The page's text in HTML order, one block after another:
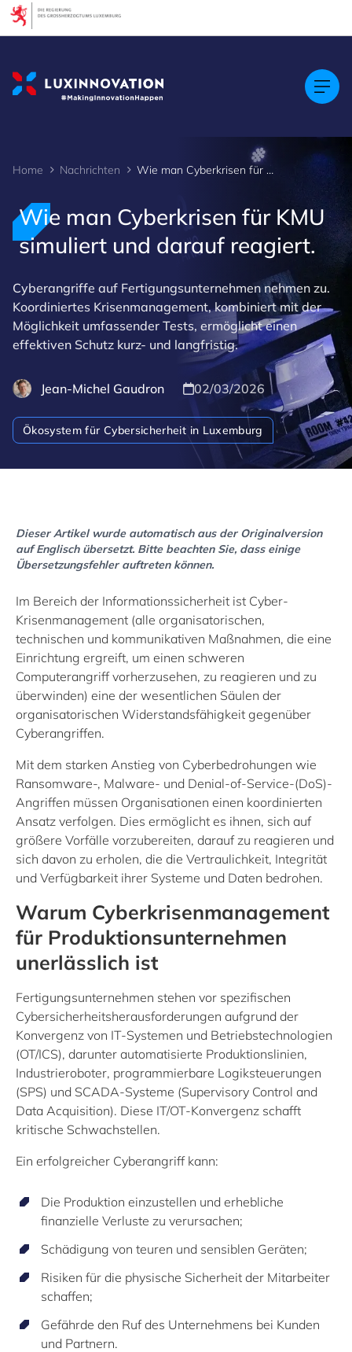
Home Nachrichten Wie man Cyberkrisen für KMU simuliert und darauf reagiert.
Wie man Cyberkrisen für KMU
simuliert und darauf reagiert.
Cyberangriffe auf Fertigungsunternehmen nehmen zu.
Koordiniertes Krisenmanagement, kombiniert mit der
Möglichkeit umfassender Tests, ermöglicht einen
effektiven Schutz kurz- und langfristig.
Jean-Michel Gaudron 02/03/2026
Ökosystem für Cybersicherheit in Luxemburg
Dieser Artikel wurde automatisch aus der Originalversion
auf Englisch übersetzt. Bitte beachten Sie, dass einige
Übersetzungsfehler auftreten können.
Im Bereich der Informationssicherheit ist Cyber-
Krisenmanagement (alle organisatorischen,
technischen und kommunikativen Maßnahmen, die eine
Einrichtung ergreift, um einen schweren
Computerangriff vorherzusehen, zu reagieren und zu
überwinden) eine der wesentlichen Säulen der
organisatorischen Widerstandsfähigkeit gegenüber
Cyberangriffen.
Mit dem starken Anstieg von Cyberbedrohungen wie
Ransomware-, Malware- und Denial-of-Service-(DoS)-
Angriffen müssen Organisationen einen koordinierten
Ansatz verfolgen. Dies ermöglicht es ihnen, sich auf
größere Vorfälle vorzubereiten, darauf zu reagieren und
sich davon zu erholen, die die Vertraulichkeit, Integrität
und Verfügbarkeit ihrer Systeme und Daten bedrohen.
Warum Cyberkrisenmanagement
für Produktionsunternehmen
unerlässlich ist
Fertigungsunternehmen stehen vor spezifischen
Cybersicherheitsherausforderungen aufgrund der
Konvergenz von IT-Systemen und Betriebstechnologien
(OT/ICS), darunter automatisierte Produktionslinien,
Industrieroboter, programmierbare Logiksteuerungen
(SPS) und SCADA-Systeme (Supervisory Control and
Data Acquisition). Diese IT/OT-Konvergenz schafft
kritische Schwachstellen.
Ein erfolgreicher Cyberangriff kann:
Die Produktion einzustellen und erhebliche
finanzielle Verluste zu verursachen;
Schädigung von teuren und sensiblen Geräten;
Risiken für die physische Sicherheit der Mitarbeiter
schaffen;
Gefährde den Ruf des Unternehmens bei Kunden
und Partnern.
Cookies management panel